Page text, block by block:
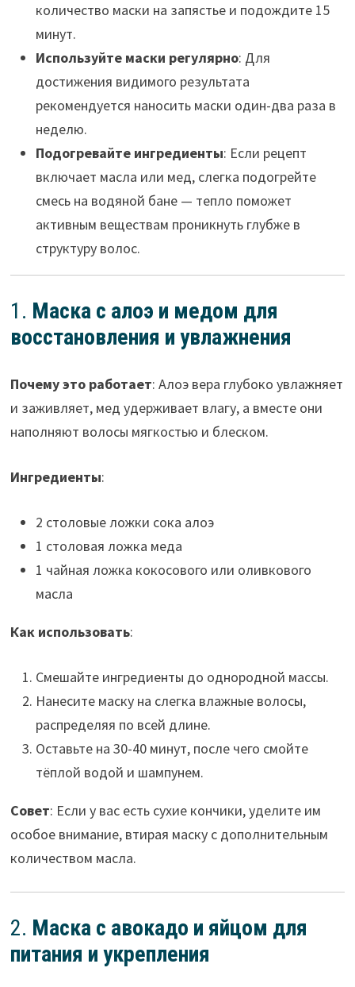
количество маски на запястье и подождите 15
минут.
Используйте маски регулярно: Для
достижения видимого результата
рекомендуется наносить маски один-два раза в
неделю.
Подогревайте ингредиенты: Если рецепт
включает масла или мед, слегка подогрейте
смесь на водяной бане — тепло поможет
активным веществам проникнуть глубже в
структуру волос.
1. Маска с алоэ и медом для
восстановления и увлажнения
Почему это работает: Алоэ вера глубоко увлажняет
и заживляет, мед удерживает влагу, а вместе они
наполняют волосы мягкостью и блеском.
Ингредиенты:
2 столовые ложки сока алоэ
1 столовая ложка меда
1 чайная ложка кокосового или оливкового
масла
Как использовать:
Смешайте ингредиенты до однородной массы.
Нанесите маску на слегка влажные волосы,
распределяя по всей длине.
Оставьте на 30-40 минут, после чего смойте
тёплой водой и шампунем.
Совет: Если у вас есть сухие кончики, уделите им
особое внимание, втирая маску с дополнительным
количеством масла.
2. Маска с авокадо и яйцом для
питания и укрепления